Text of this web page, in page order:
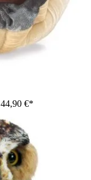
44,90 €*